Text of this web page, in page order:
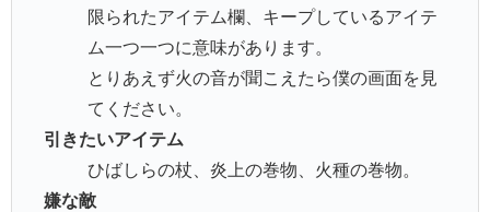
限られたアイテム欄、キープしているアイテ
ム一つ一つに意味があります。
とりあえず火の音が聞こえたら僕の画面を見
てください。
引きたいアイテム
ひばしらの杖、炎上の巻物、火種の巻物。
嫌な敵